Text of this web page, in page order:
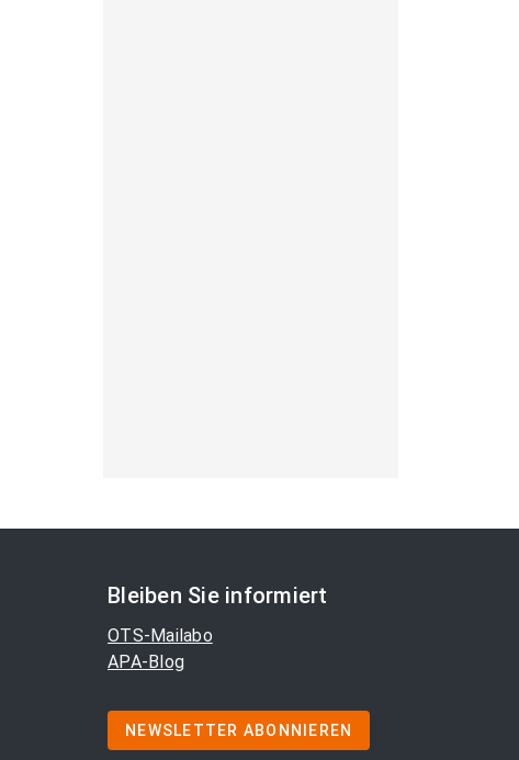
Bleiben Sie informiert
OTS-Mailabo
APA-Blog
NEWSLETTER ABONNIEREN